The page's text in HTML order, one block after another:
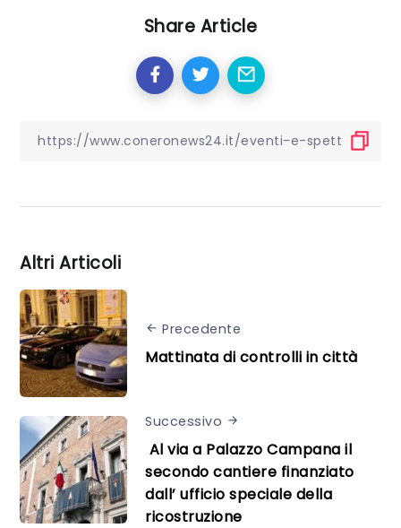
Share Article
Altri Articoli
Precedente
Mattinata di controlli in città
Successivo
Al via a Palazzo Campana il
secondo cantiere finanziato
dall’ ufficio speciale della
ricostruzione